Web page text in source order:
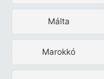
Málta
Marokkó